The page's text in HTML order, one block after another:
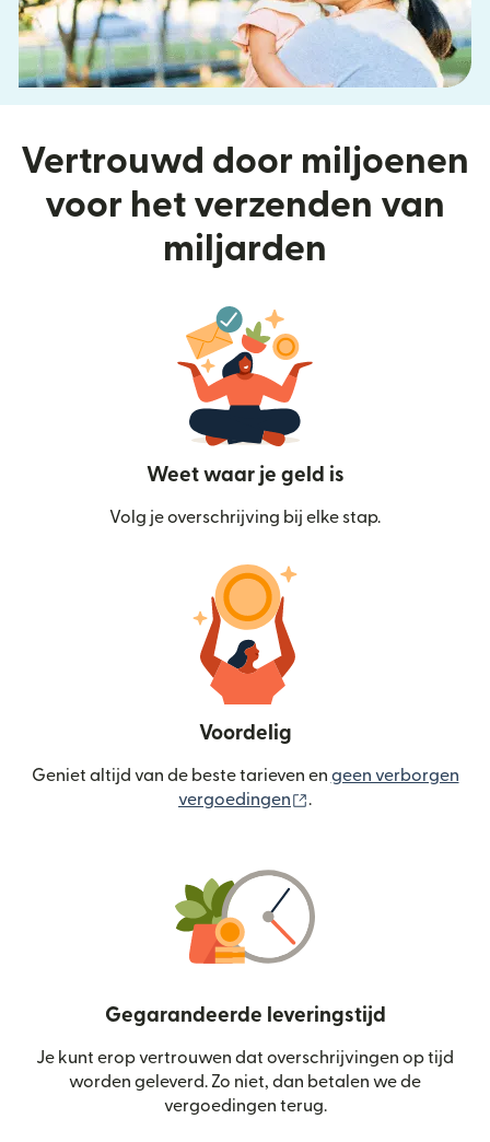
Vertrouwd door miljoenen
voor het verzenden van
miljarden
Weet waar je geld is
Volg je overschrijving bij elke stap.
Voordelig
Geniet altijd van de beste tarieven en geen verborgen
vergoedingen
.
Gegarandeerde leveringstijd
Je kunt erop vertrouwen dat overschrijvingen op tijd
worden geleverd. Zo niet, dan betalen we de
vergoedingen terug.